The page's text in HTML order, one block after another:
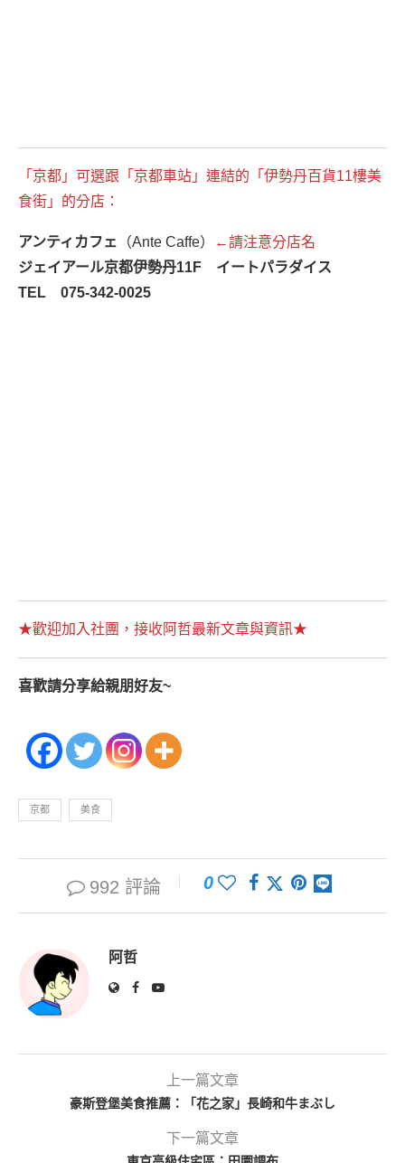
「京都」可選跟「京都車站」連結的「伊勢丹百貨11樓美
食街」的分店：
アンティカフェ （Ante Caffe）
←請注意分店名
ジェイアール京都伊勢丹11F イートパラダイス
TEL 075-342-0025
★歡迎加入社團，接收阿哲最新文章與資訊★
喜歡請分享給親朋好友~
京都 美食
992 評論 0
阿哲
上一篇文章
豪斯登堡美食推薦：「花之家」長崎和牛まぶし
下一篇文章